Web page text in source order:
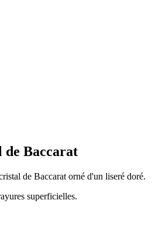
de Baccarat
de Baccarat orné d'un liseré doré.
superficielles.